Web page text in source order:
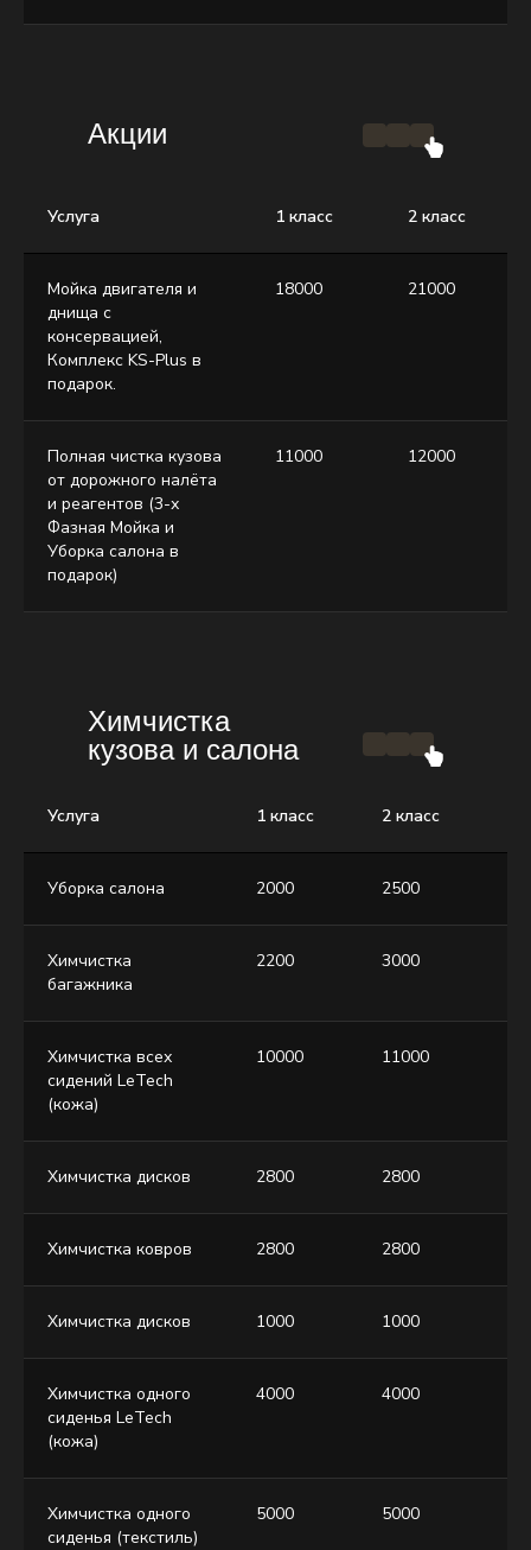
Акции
Услуга 1 класс 2 класс
Мойка двигателя и
днища с
консервацией,
Комплекс KS-Plus в
подарок.
18000 21000
Полная чистка кузова
от дорожного налёта
и реагентов (3-х
Фазная Мойка и
Уборка салона в
подарок)
11000 12000
Химчистка
кузова и салона
Услуга 1 класс 2 класс
Уборка салона 2000 2500
Химчистка
багажника
2200 3000
Химчистка всех
сидений LeTech
(кожа)
10000 11000
Химчистка дисков 2800 2800
Химчистка ковров 2800 2800
Химчистка дисков 1000 1000
Химчистка одного
сиденья LeTech
(кожа)
4000 4000
Химчистка одного
сиденья (текстиль)
5000 5000